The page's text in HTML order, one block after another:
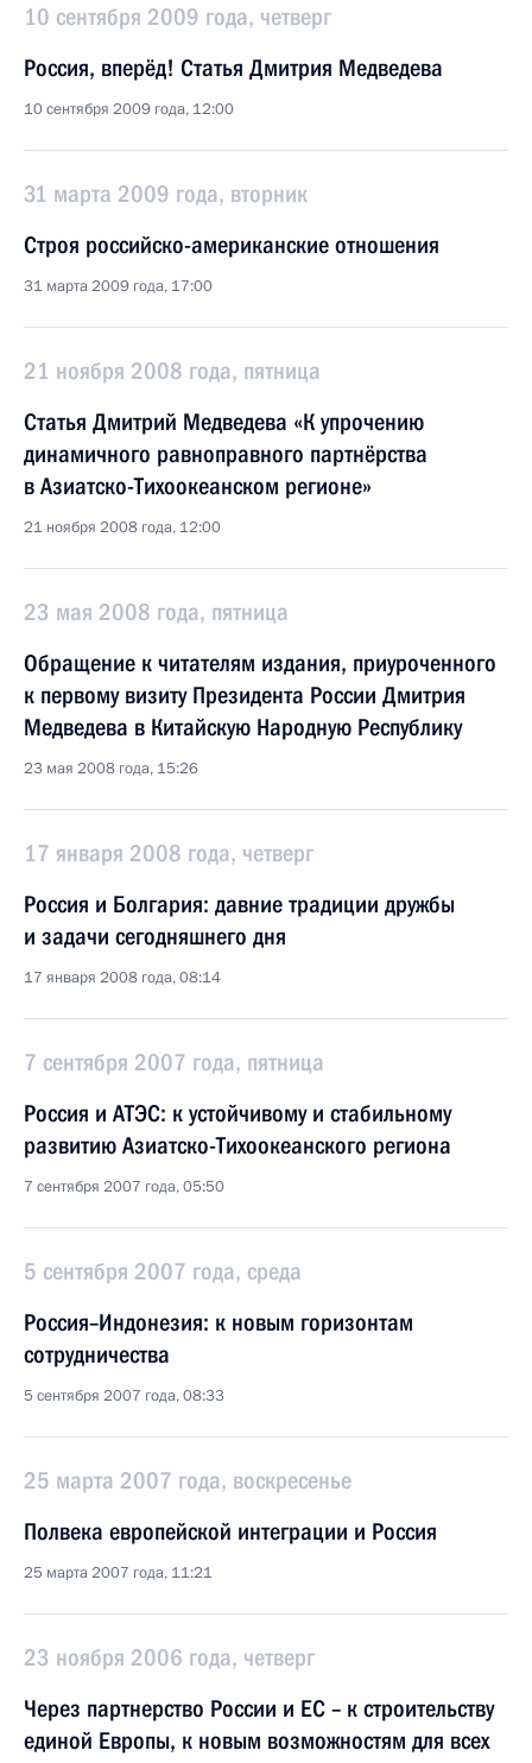
10 сентября 2009 года, четверг
Россия, вперёд! Статья Дмитрия Медведева
10 сентября 2009 года, 12:00
31 марта 2009 года, вторник
Строя российско-американские отношения
31 марта 2009 года, 17:00
21 ноября 2008 года, пятница
Статья Дмитрий Медведева «К упрочению
динамичного равноправного партнёрства
в Азиатско-Тихоокеанском регионе»
21 ноября 2008 года, 12:00
23 мая 2008 года, пятница
Обращение к читателям издания, приуроченного
к первому визиту Президента России Дмитрия
Медведева в Китайскую Народную Республику
23 мая 2008 года, 15:26
17 января 2008 года, четверг
Россия и Болгария: давние традиции дружбы
и задачи сегодняшнего дня
17 января 2008 года, 08:14
7 сентября 2007 года, пятница
Россия и АТЭС: к устойчивому и стабильному
развитию Азиатско-Тихоокеанского региона
7 сентября 2007 года, 05:50
5 сентября 2007 года, среда
Россия–Индонезия: к новым горизонтам
сотрудничества
5 сентября 2007 года, 08:33
25 марта 2007 года, воскресенье
Полвека европейской интеграции и Россия
25 марта 2007 года, 11:21
23 ноября 2006 года, четверг
Через партнерство России и ЕС – к строительству
единой Европы, к новым возможностям для всех